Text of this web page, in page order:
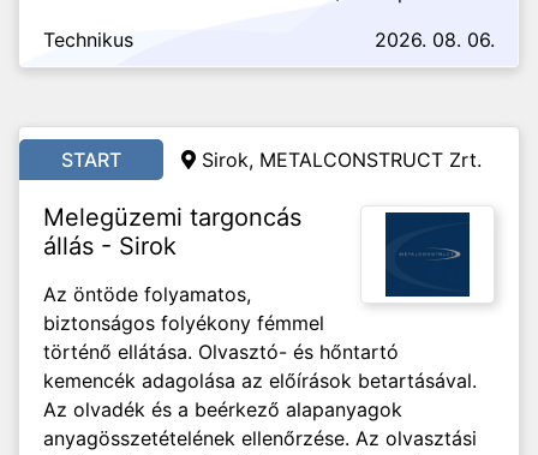
Technikus
2026. 08. 06.
START Sirok, METALCONSTRUCT Zrt.
Melegüzemi targoncás
állás - Sirok
Az öntöde folyamatos,
biztonságos folyékony fémmel
történő ellátása. Olvasztó- és hőntartó
kemencék adagolása az előírások betartásával.
Az olvadék és a beérkező alapanyagok
anyagösszetételének ellenőrzése. Az olvasztási